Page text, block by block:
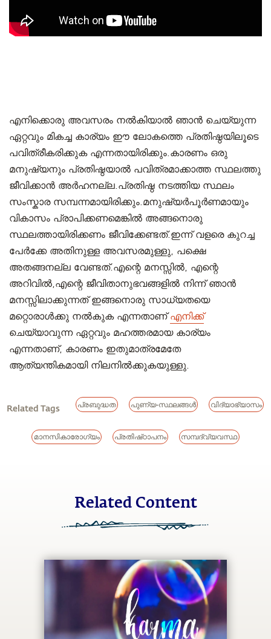
എനിക്കൊരു അവസരം നൽകിയാൽ ഞാൻ ചെയ്യുന്ന
ഏറ്റവും മികച്ച കാര്യം ഈ ലോകത്തെ പ്രതിഷ്ഠയിലൂടെ
പവിത്രീകരിക്കുക എന്നതായിരിക്കും.കാരണം ഒരു
മനുഷ്യനും പ്രതിഷ്ഠയാൽ പവിത്രമാക്കാത്ത സ്ഥലത്തു
ജീവിക്കാൻ അർഹനല്ല.പ്രതിഷ്ഠ നടത്തിയ സ്ഥലം
സംസ്കാര സമ്പന്നമായിരിക്കും.മനുഷ്യർപൂർണമായും
വികാസം പ്രാപിക്കണമെങ്കിൽ അങ്ങനൊരു
സ്ഥലത്തായിരിക്കണം ജീവിക്കേണ്ടത്.ഇന്ന് വളരെ കുറച്ച
പേർക്കേ അതിനുള്ള അവസരമുള്ളു, പക്ഷെ
അതങ്ങനല്ല വേണ്ടത്.എന്റെ മനസ്സിൽ, എന്റെ
അറിവിൽ,എന്റെ ജീവിതാനുഭവങ്ങളിൽ നിന്ന് ഞാൻ
മനസ്സിലാക്കുന്നത് ഇങ്ങനൊരു സാധ്യതയെ
മറ്റൊരാൾക്കു നൽകുക എന്നതാണ്എനിക്ക്
ചെയ്യാവുന്ന ഏറ്റവും മഹത്തരമായ കാര്യം
എന്നതാണ്, കാരണം ഇതുമാത്രമേതേ
ആത്യന്തികമായി നിലനിൽക്കുകയുള്ളു.
Related Tags പ്രബുദ്ധത പുണ്യ-സ്ഥലങ്ങൾ വിദ്യാഭ്യാസം
മാനസികാരോഗ്യം പ്രതിഷ്‌ഠാപനം സമ്പദ്‌വ്യവസ്ഥ
Related Content